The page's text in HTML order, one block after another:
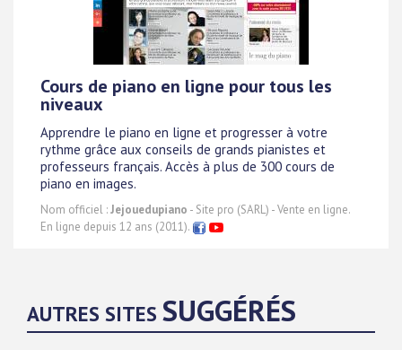
Cours de piano en ligne pour tous les
niveaux
Apprendre le piano en ligne et progresser à votre
rythme grâce aux conseils de grands pianistes et
professeurs français. Accès à plus de 300 cours de
piano en images.
Nom officiel :Jejouedupiano - Site pro (SARL) - Vente en ligne.
En ligne depuis 12 ans (2011).
AUTRES SITES SUGGÉRÉS